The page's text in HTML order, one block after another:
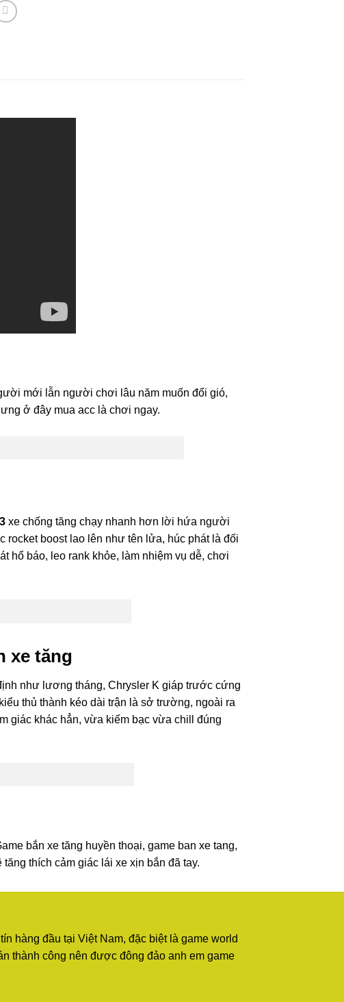
mới lẫn người chơi lâu năm muốn đổi gió,
ở đây mua acc là chơi ngay.
xe chống tăng chạy nhanh hơn lời hứa người
rocket boost lao lên như tên lửa, húc phát là đối
hổ báo, leo rank khỏe, làm nhiệm vụ dễ, chơi
xe tăng
như lương tháng, Chrysler K giáp trước cứng
thủ thành kéo dài trận là sở trường, ngoài ra
giác khác hẳn, vừa kiếm bạc vừa chill đúng
bắn xe tăng huyền thoại, game ban xe tang,
thích cảm giác lái xe xịn bắn đã tay.
hàng đầu tại Việt Nam, đặc biệt là game world
thành công nên được đông đảo anh em game